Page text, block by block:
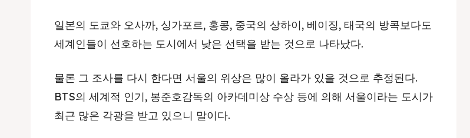
일본의 도쿄와 오사까, 싱가포르, 홍콩, 중국의 상하이, 베이징, 태국의 방콕보다도
세계인들이 선호하는 도시에서 낮은 선택을 받는 것으로 나타났다.
물론 그 조사를 다시 한다면 서울의 위상은 많이 올라가 있을 것으로 추정된다.
BTS의 세계적 인기, 봉준호감독의 아카데미상 수상 등에 의해 서울이라는 도시가
최근 많은 각광을 받고 있으니 말이다.